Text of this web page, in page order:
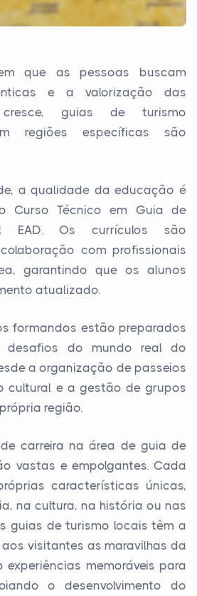
que as pessoas buscam
e a valorização das
guias de turismo
regiões específicas são
a qualidade da educação é
Curso Técnico em Guia de
EAD. Os currículos são
com profissionais
garantindo que os alunos
atualizado.
formandos estão preparados
desafios do mundo real do
a organização de passeios
cultural e a gestão de grupos
região.
carreira na área de guia de
vastas e empolgantes. Cada
características únicas,
na cultura, na história ou nas
guias de turismo locais têm a
visitantes as maravilhas da
experiências memoráveis para
o desenvolvimento do